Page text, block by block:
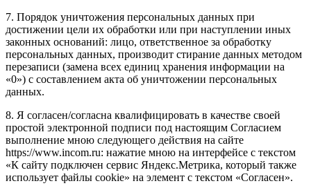
7. Порядок уничтожения персональных данных при
достижении цели их обработки или при наступлении иных
законных оснований: лицо, ответственное за обработку
персональных данных, производит стирание данных методом
перезаписи (замена всех единиц хранения информации на
«0») с составлением акта об уничтожении персональных
данных.
8. Я согласен/согласна квалифицировать в качестве своей
простой электронной подписи под настоящим Согласием
выполнение мною следующего действия на сайте
https://www.incom.ru: нажатие мною на интерфейсе с текстом
«К сайту подключен сервис Яндекс.Метрика, который также
использует файлы cookie» на элемент с текстом «Согласен».